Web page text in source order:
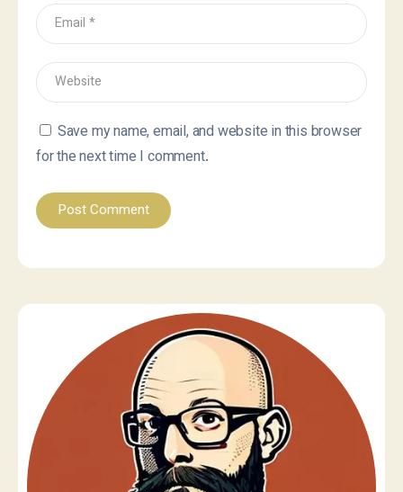
Save my name, email, and website in this browser
for the next time I comment.